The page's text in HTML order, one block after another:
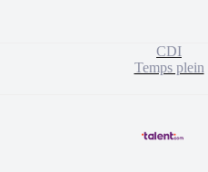
CDI
Temps plein